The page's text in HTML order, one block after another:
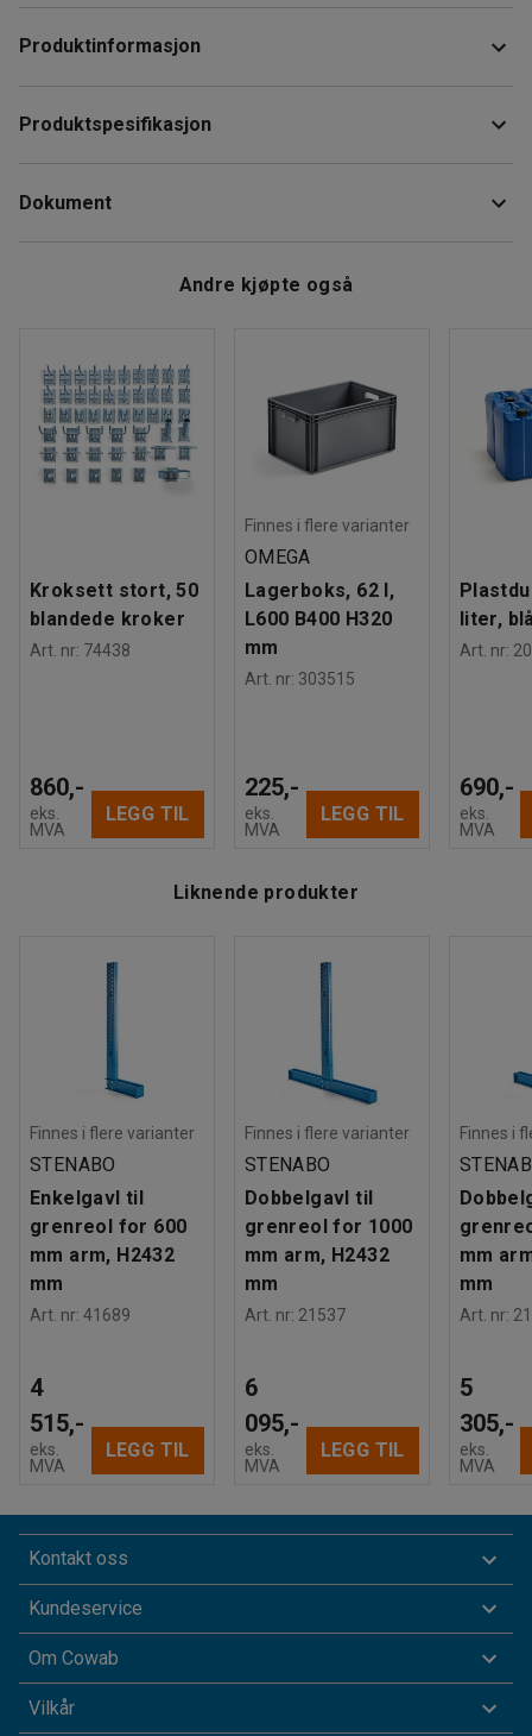
Produktinformasjon
perfekte til langgods.
separat. Armene monteres i valgfri høyde. Den lange foten
Produktspesifikasjon
Dybde: 1230
Montering: Leveres umontert
Dokument
Andre kjøpte også
Kroksett stort, 50
blandede kroker
Art. nr: 74438
860,-
eks.
MVA
LEGG TIL
Finnes i flere varianter
OMEGA
Lagerboks, 62 l,
L600 B400 H320
mm
Art. nr: 303515
225,-
eks.
MVA
LEGG TIL
liter,
Art. nr:
690,-
eks.
MVA
Liknende produkter
Finnes i flere varianter
STENABO
Enkelgavl til
grenreol for 600
mm arm, H2432
mm
Art. nr: 41689
4
515,-
eks.
MVA
LEGG TIL
Finnes i flere varianter
STENABO
Dobbelgavl til
grenreol for 1000
mm arm, H2432
mm
Art. nr: 21537
6
095,-
eks.
MVA
LEGG TIL
Finnes i
mm
mm
Art. nr:
5
305,-
eks.
MVA
Kontakt oss
Kundeservice
Om Cowab
Vilkår